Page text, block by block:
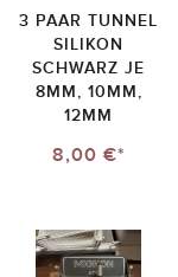
3 PAAR TUNNEL
SILIKON
SCHWARZ JE
8MM, 10MM,
12MM
8,00 €*